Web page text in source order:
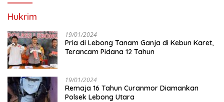
Hukrim
19/01/2024
Pria di Lebong Tanam Ganja di Kebun Karet,
Terancam Pidana 12 Tahun
19/01/2024
Remaja 16 Tahun Curanmor Diamankan
Polsek Lebong Utara